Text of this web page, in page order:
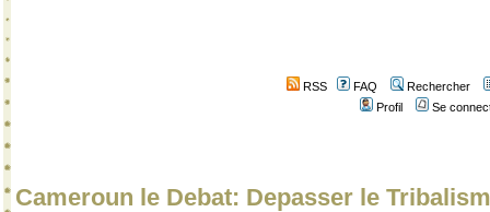
RSS FAQ
Rechercher
Profil
Se
Cameroun le Debat: Depasser le